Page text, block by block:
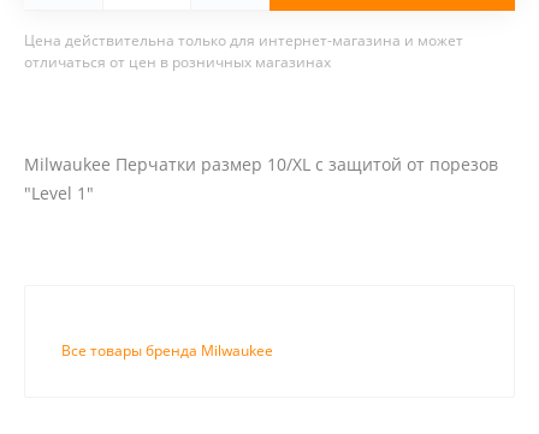
Цена действительна только для интернет-магазина и может
отличаться от цен в розничных магазинах
Milwaukee Перчатки размер 10/XL с защитой от порезов
"Level 1"
Все товары бренда Milwaukee